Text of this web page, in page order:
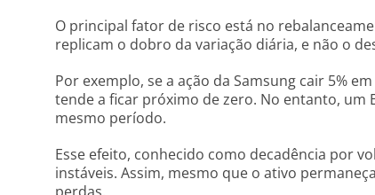
O principal fator de risco está no
replicam o dobro da variação diária, e não o
Por exemplo, se a ação da Samsung cair 5%
tende a ficar próximo de zero. No entanto, um
mesmo período.
Esse efeito, conhecido como decadência por
instáveis. Assim, mesmo que o ativo